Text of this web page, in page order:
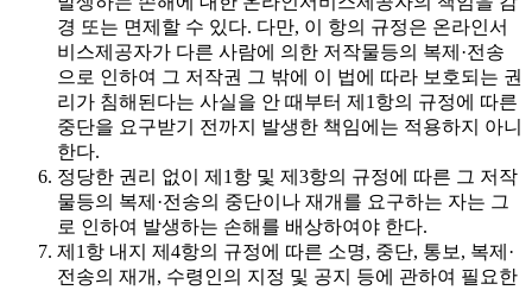
경 또는 면제할 수 있다. 다만, 이 항의 규정은 온라인서
비스제공자가 다른 사람에 의한 저작물등의 복제·전송
으로 인하여 그 저작권 그 밖에 이 법에 따라 보호되는 권
리가 침해된다는 사실을 안 때부터 제1항의 규정에 따른
중단을 요구받기 전까지 발생한 책임에는 적용하지 아니
한다.
정당한 권리 없이 제1항 및 제3항의 규정에 따른 그 저작
물등의 복제·전송의 중단이나 재개를 요구하는 자는 그
로 인하여 발생하는 손해를 배상하여야 한다.
제1항 내지 제4항의 규정에 따른 소명, 중단, 통보, 복제·
전송의 재개, 수령인의 지정 및 공지 등에 관하여 필요한